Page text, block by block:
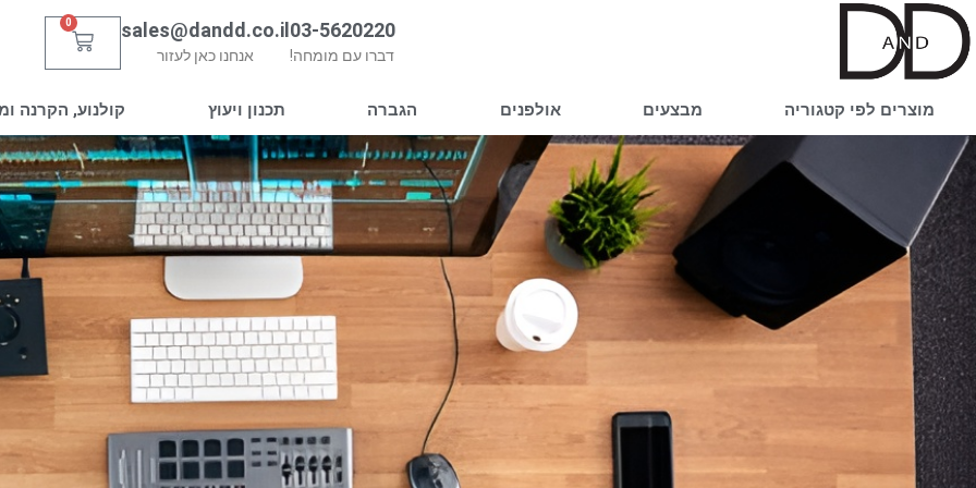
דילוג
לתוכן
03-5620220
דברו עם מומחה!
sales@dandd.co.il
אנחנו כאן לעזור
0
עגלת
מוצרים לפי קטגוריה מבצעים אולפנים הגברה תכנון ויעוץ קולנוע, הקרנה